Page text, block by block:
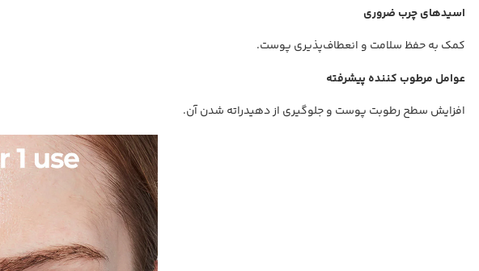
اسیدهای چرب ضروری
کمک به حفظ سلامت و انعطاف‌پذیری پوست.
عوامل مرطوب کننده پیشرفته
افزایش سطح رطوبت پوست و جلوگیری از دهیدراته شدن آن.